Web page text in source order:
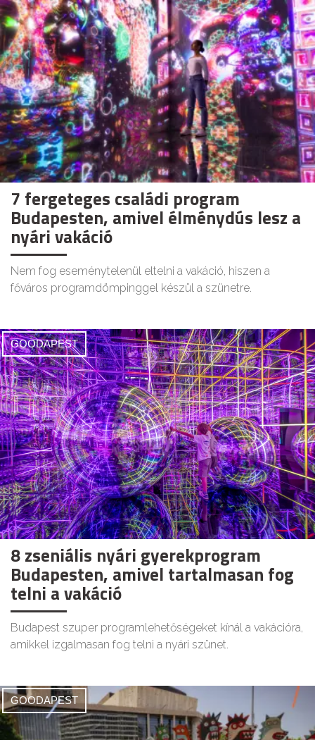
7 fergeteges családi program
Budapesten, amivel élménydús lesz a
nyári vakáció
Nem fog eseménytelenül eltelni a vakáció, hiszen a
főváros programdömpinggel készül a szünetre.
GOODAPEST
8 zseniális nyári gyerekprogram
Budapesten, amivel tartalmasan fog
telni a vakáció
Budapest szuper programlehetőségeket kínál a vakációra,
amikkel izgalmasan fog telni a nyári szünet.
GOODAPEST